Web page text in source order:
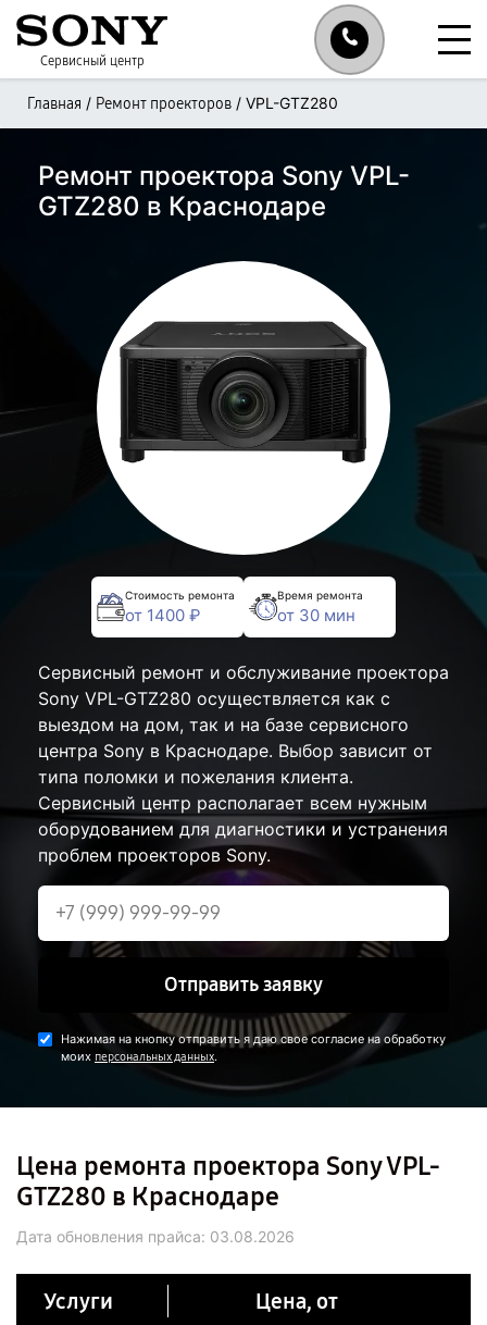
Сервисный центр
Главная / Ремонт проекторов / VPL-GTZ280
Ремонт проектора Sony VPL-
GTZ280 в Краснодаре
Стоимость ремонта
от 1400 ₽
Время ремонта
от 30 мин
Сервисный ремонт и обслуживание проектора
Sony VPL-GTZ280 осуществляется как с
выездом на дом, так и на базе сервисного
центра Sony в Краснодаре. Выбор зависит от
типа поломки и пожелания клиента.
Сервисный центр располагает всем нужным
оборудованием для диагностики и устранения
проблем проекторов Sony.
Отправить заявку
Нажимая на кнопку отправить я даю свое согласие на обработку
моих персональных данных.
Цена ремонта проектора Sony VPL-
GTZ280 в Краснодаре
Дата обновления прайса: 03.08.2026
Услуги Цена, от